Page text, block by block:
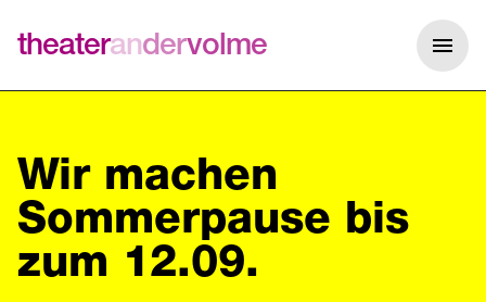
theaterandervolme
Wir machen
Sommerpause bis
zum 12.09.